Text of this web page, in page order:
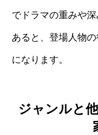
でドラマの重みや
あると、登場人物
になります。
ジャンルと